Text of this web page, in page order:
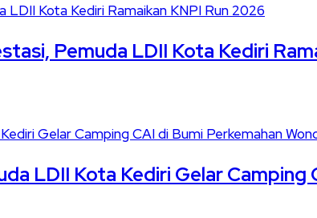
Pemuda LDII Kota Kediri
LDII Kota Kediri Gelar Camping